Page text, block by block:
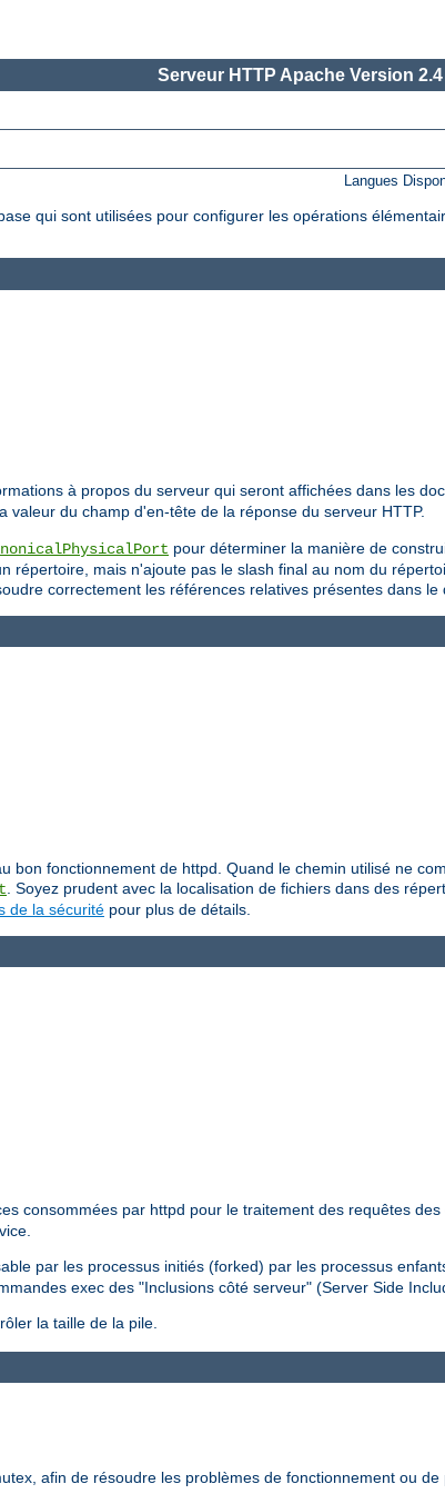
Serveur HTTP Apache Version 2.4
Langues
qui sont utilisées pour configurer les opérations
à propos du serveur qui seront affichées dans les
valeur du champ d'en-tête de la réponse du serveur HTTP.
pour déterminer la manière de
répertoire, mais n'ajoute pas le slash final au nom du
correctement les références relatives présentes dans le
fonctionnement de httpd. Quand le chemin utilisé ne
. Soyez prudent avec la localisation de fichiers dans des
de la sécurité pour plus de détails.
consommées par httpd pour le traitement des requêtes des
par les processus initiés (forked) par les processus
exec des "Inclusions côté serveur" (Server Side
la taille de la pile.
afin de résoudre les problèmes de fonctionnement ou